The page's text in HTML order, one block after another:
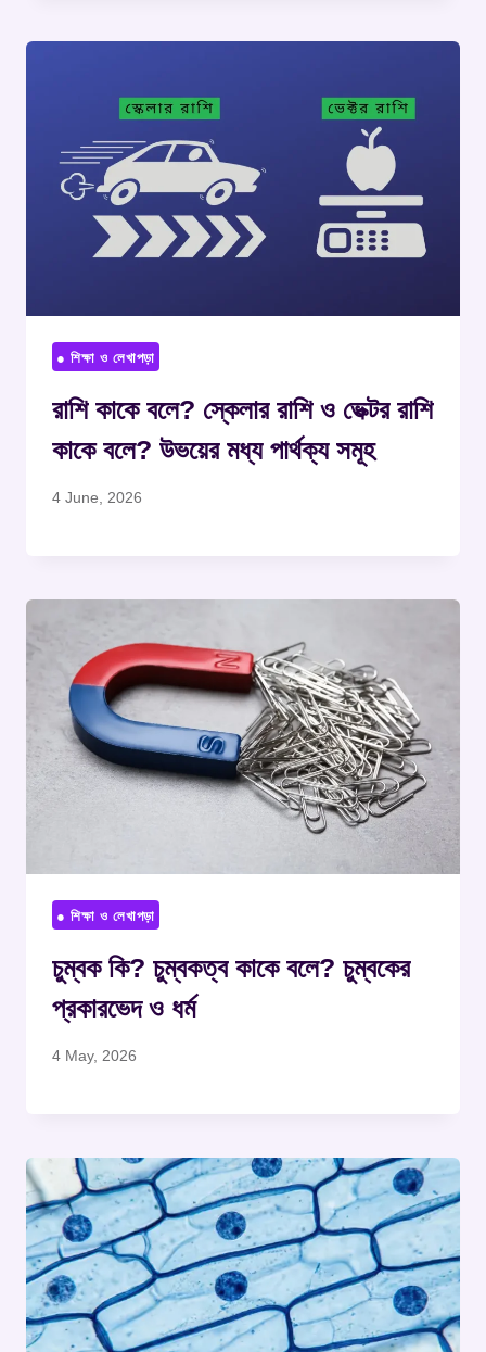
● শিক্ষা ও লেখাপড়া
রাশি কাকে বলে? স্কেলার রাশি ও ভেক্টর রাশি
কাকে বলে? উভয়ের মধ্য পার্থক্য সমূহ
4 June, 2026
● শিক্ষা ও লেখাপড়া
চুম্বক কি? চুম্বকত্ব কাকে বলে? চুম্বকের
প্রকারভেদ ও ধর্ম
4 May, 2026